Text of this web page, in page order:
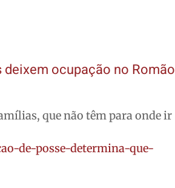
ocupação no Romão
que não têm para onde ir
de-posse-determina-que-